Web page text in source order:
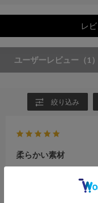
レ
ユーザーレビュー （1）
絞り込み
柔らかい素材
no name